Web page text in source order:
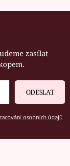
zasílat
ODESLAT
osobních údajů